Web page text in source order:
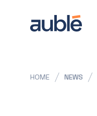
HOME NEWS